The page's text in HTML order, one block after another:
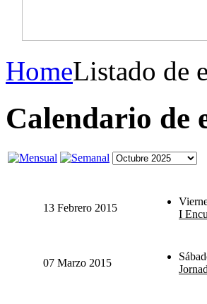
HomeListado de
Calendario de
13 Febrero 2015
I
07 Marzo 2015